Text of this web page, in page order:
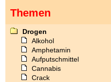
Themen
Drogen
Alkohol
Amphetamin
Aufputschmittel
Cannabis
Crack